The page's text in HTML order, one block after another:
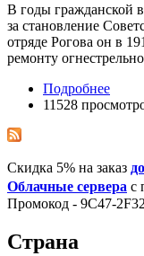
В годы гражданской
за становление
отряде Рогова он в
ремонту
Подробнее
11528
Скидка 5% на заказ
Облачные сервера с
Промокод - 9C47-
Страна